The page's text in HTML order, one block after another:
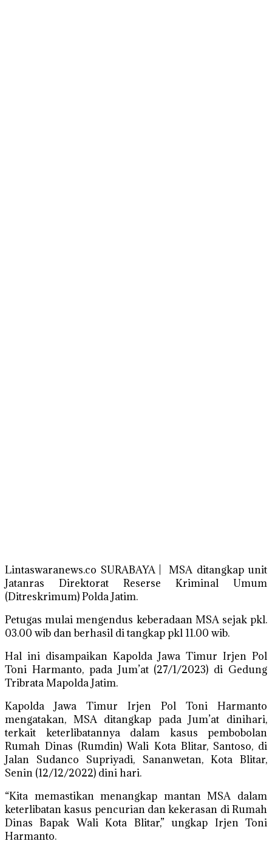
Lintaswaranews.co SURABAYA | MSA ditangkap unit
Jatanras Direktorat Reserse Kriminal Umum
(Ditreskrimum) Polda Jatim.
Petugas mulai mengendus keberadaan MSA sejak pkl.
03.00 wib dan berhasil di tangkap pkl 11.00 wib.
Hal ini disampaikan Kapolda Jawa Timur Irjen Pol
Toni Harmanto, pada Jum’at (27/1/2023) di Gedung
Tribrata Mapolda Jatim.
Kapolda Jawa Timur Irjen Pol Toni Harmanto
mengatakan, MSA ditangkap pada Jum’at dinihari,
terkait keterlibatannya dalam kasus pembobolan
Rumah Dinas (Rumdin) Wali Kota Blitar, Santoso, di
Jalan Sudanco Supriyadi, Sananwetan, Kota Blitar,
Senin (12/12/2022) dini hari.
“Kita memastikan menangkap mantan MSA dalam
keterlibatan kasus pencurian dan kekerasan di Rumah
Dinas Bapak Wali Kota Blitar,” ungkap Irjen Toni
Harmanto.